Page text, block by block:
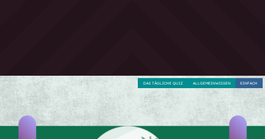
EINFACH
ALLGEMEINWISSEN
DAS TÄGLICHE QUIZ